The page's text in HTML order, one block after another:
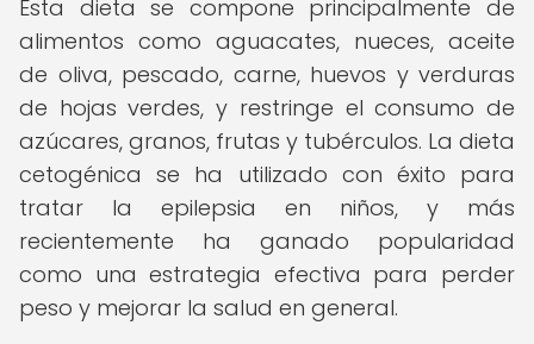
Esta dieta se compone principalmente de
alimentos como aguacates, nueces, aceite
de oliva, pescado, carne, huevos y verduras
de hojas verdes, y restringe el consumo de
azúcares, granos, frutas y tubérculos. La dieta
cetogénica se ha utilizado con éxito para
tratar la epilepsia en niños, y más
recientemente ha ganado popularidad
como una estrategia efectiva para perder
peso y mejorar la salud en general.